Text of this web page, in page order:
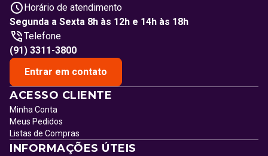
Horário de atendimento
Segunda a Sexta 8h às 12h e 14h às 18h
Telefone
(91) 3311-3800
Entrar em contato
ACESSO CLIENTE
Minha Conta
Meus Pedidos
Listas de Compras
INFORMAÇÕES ÚTEIS